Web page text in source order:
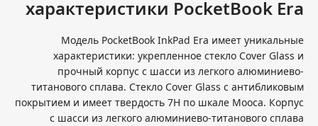
характеристики PocketBook Era
Модель PocketBook InkPad Era имеет уникальные
характеристики: укрепленное стекло Cover Glass и
прочный корпус с шасси из легкого алюминиево-
титанового сплава. Стекло Cover Glass с антибликовым
покрытием и имеет твердость 7Н по шкале Мооса. Корпус
с шасси из легкого алюминиево-титанового сплава